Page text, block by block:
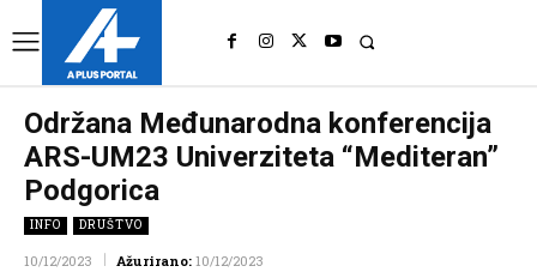
Održana Međunarodna konferencija
ARS-UM23 Univerziteta “Mediteran”
Podgorica
INFO DRUŠTVO
10/12/2023 Ažurirano: 10/12/2023